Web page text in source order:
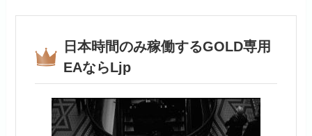
日本時間のみ稼働するGOLD専用
EAならLjp